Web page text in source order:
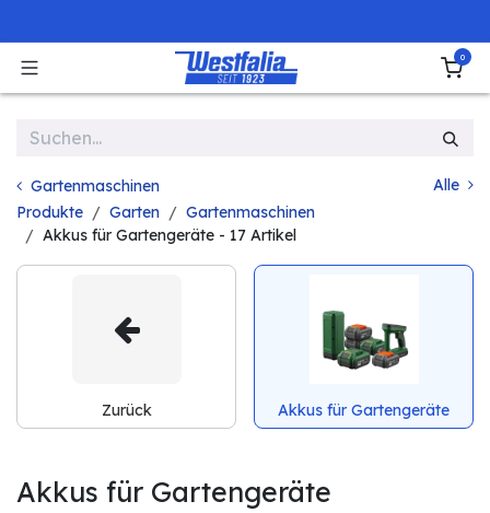
0
Gartenmaschinen
Alle
Produkte
Garten
Gartenmaschinen
Akkus für Gartengeräte - 17 Artikel
Zurück Akkus für Gartengeräte
Akkus für Gartengeräte